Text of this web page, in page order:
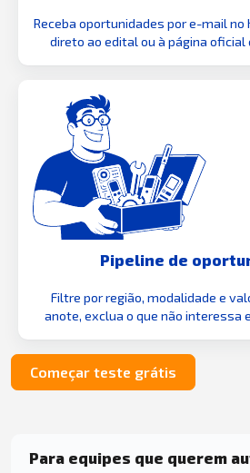
Receba oportunidades por e-mail no
direto ao edital ou à página oficial
Pipeline de
Filtre por região, modalidade e
anote, exclua o que não interessa
Começar teste grátis
Para equipes que querem